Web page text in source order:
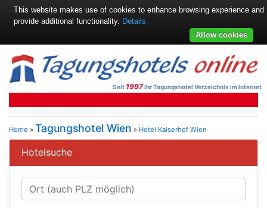
Seit 1997Ihr Tagungshotel Verzeichnis im Internet
Home » Tagungshotel Wien » Hotel Kaiserhof Wien
Hotelsuche
This website makes use of cookies to enhance browsing experience and
provide additional functionality. Details
Allow cookies